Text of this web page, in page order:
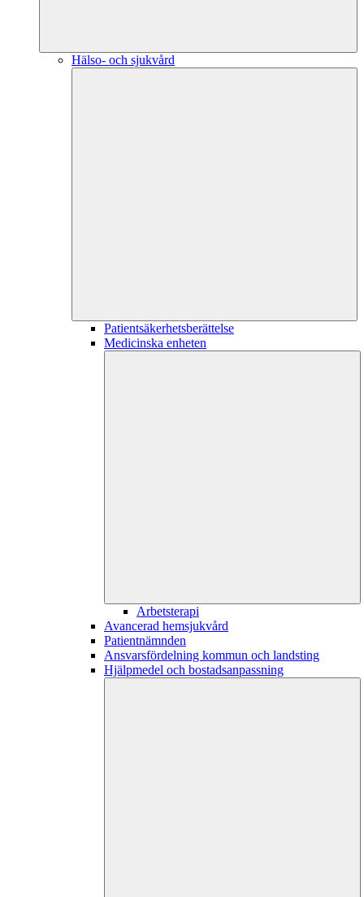
Hälso- och sjukvård
Patientsäkerhetsberättelse
Medicinska enheten
Arbetsterapi
Avancerad hemsjukvård
Patientnämnden
Ansvarsfördelning kommun och landsting
Hjälpmedel och bostadsanpassning